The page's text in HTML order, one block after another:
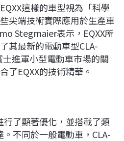
這樣的車型視為「科學
尖端技術實際應用於生產車
Stegmaier表示，EQXX所
其最新的電動車型CLA-
進軍小型電動車市場的關
了EQXX的技術精華。
行了顯著優化，並搭載了類
。不同於一般電動車，CLA-